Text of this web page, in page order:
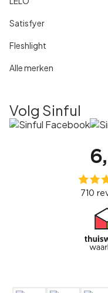
Satisfyer
Fleshlight
Alle merken
Volg Sinful